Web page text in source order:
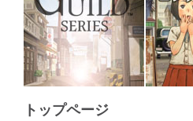
トップページ